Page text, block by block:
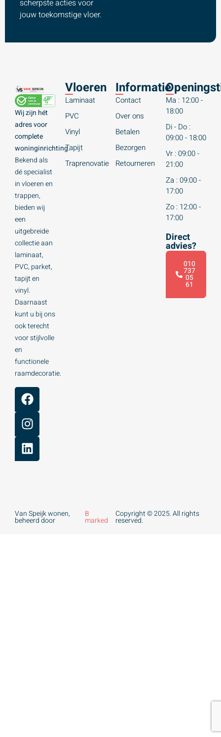
scherpste acties voor
jouw toekomstige vloer.
Wij zijn hét
adres voor
complete
woninginrichting.
Bekend als
dé specialist
in vloeren en
trappen,
bieden wij
een
uitgebreide
collectie aan
laminaat,
PVC, parket,
tapijt en
vinyl.
Daarnaast
kunt u bij ons
ook terecht
voor stijlvolle
en
functionele
raamdecoratie.
Vloeren
Laminaat
PVC
Vinyl
Tapijt
Traprenovatie
Informatie
Contact
Over ons
Betalen
Bezorgen
Retourneren
Ma : 12:00 -
18:00
Di - Do :
09:00 - 18:00
Vr : 09:00 -
21:00
Za : 09:00 -
17:00
Zo : 12:00 -
17:00
Direct
advies?
010
737
05
61
Van Speijk wonen,
beheerd door
B
marked
Copyright © 2025. All rights
reserved.